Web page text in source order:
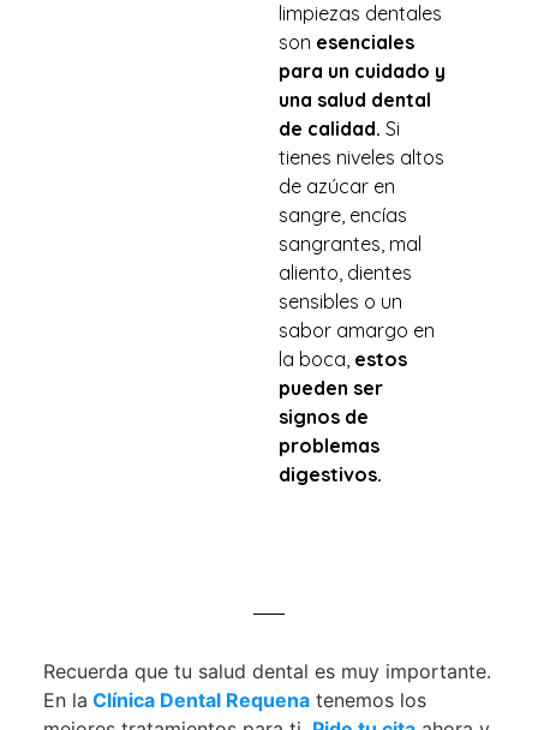
limpiezas dentales
son esenciales
para un cuidado y
una salud dental
de calidad. Si
tienes niveles altos
de azúcar en
sangre, encías
sangrantes, mal
aliento, dientes
sensibles o un
sabor amargo en
la boca, estos
pueden ser
signos de
problemas
digestivos.
Recuerda que tu salud dental es muy importante.
En la Clínica Dental Requena tenemos los